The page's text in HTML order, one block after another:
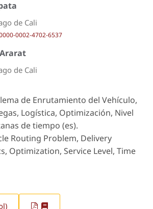
de Cali
0002-4702-6537
de Cali
de Enrutamiento del Vehículo,
Logística, Optimización, Nivel
de tiempo (es).
Routing Problem, Delivery
Optimization, Service Level, Time